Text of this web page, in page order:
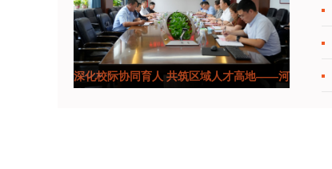
深化校际协同育人 共筑区域人才高地——河